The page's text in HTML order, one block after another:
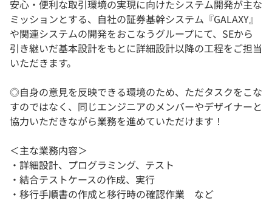
安心・便利な取引環境の実現に向けたシステム開発が主な
ミッションとする、自社の証券基幹システム『GALAXY』
や関連システムの開発をおこなうグループにて、SEから
引き継いだ基本設計をもとに詳細設計以降の工程をご担当
いただきます。
◎自身の意見を反映できる環境のため、ただタスクをこな
すのではなく、同じエンジニアのメンバーやデザイナーと
協力いただきながら業務を進めていただけます！
＜主な業務内容＞
・詳細設計、プログラミング、テスト
・結合テストケースの作成、実行
・移行手順書の作成と移行時の確認作業 など